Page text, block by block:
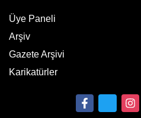
Üye Paneli
Arşiv
Gazete Arşivi
Karikatürler